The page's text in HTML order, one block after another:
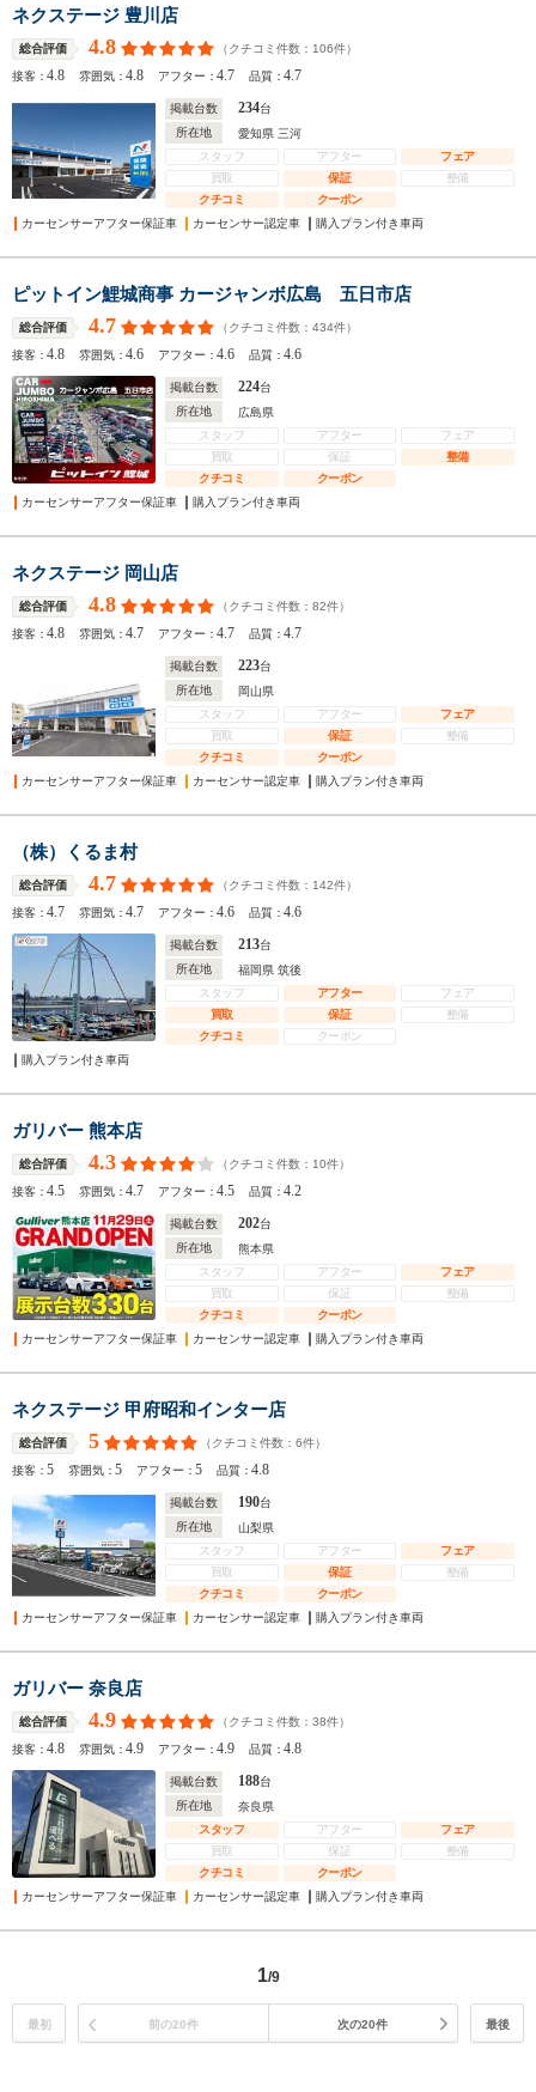
ネクステージ 豊川店
総合評価 4.8 （クチコミ件数： 106件）
接客：4.8 雰囲気：4.8 アフター：4.7 品質：4.7
掲載台数 234台
所在地
愛知県 三河
スタッフ
アフター
フェア
買取
保証
整備
クチコミ
クーポン
カーセンサーアフター保証車
カーセンサー認定車 購入プラン付き車両
ピットイン鯉城商事 カージャンボ広島 五日市店
総合評価 4.7 （クチコミ件数： 434件）
接客：4.8 雰囲気：4.6 アフター：4.6 品質：4.6
掲載台数 224台
所在地
広島県
スタッフ
アフター
フェア
買取
保証
整備
クチコミ
クーポン
カーセンサーアフター保証車
購入プラン付き車両
ネクステージ 岡山店
総合評価 4.8 （クチコミ件数： 82件）
接客：4.8 雰囲気：4.7 アフター：4.7 品質：4.7
掲載台数 223台
所在地
岡山県
スタッフ
アフター
フェア
買取
保証
整備
クチコミ
クーポン
カーセンサーアフター保証車
カーセンサー認定車 購入プラン付き車両
（株）くるま村
総合評価 4.7 （クチコミ件数： 142件）
接客：4.7 雰囲気：4.7 アフター：4.6 品質：4.6
掲載台数 213台
所在地
福岡県 筑後
スタッフ
アフター
フェア
買取
保証
整備
クチコミ
クーポン
購入プラン付き車両
ガリバー 熊本店
総合評価 4.3 （クチコミ件数： 10件）
接客：4.5 雰囲気：4.7 アフター：4.5 品質：4.2
掲載台数 202台
所在地
熊本県
スタッフ
アフター
フェア
買取
保証
整備
クチコミ
クーポン
カーセンサーアフター保証車
カーセンサー認定車 購入プラン付き車両
ネクステージ 甲府昭和インター店
総合評価 5 （クチコミ件数： 6件）
接客：5 雰囲気：5 アフター：5 品質：4.8
掲載台数 190台
所在地
山梨県
スタッフ
アフター
フェア
買取
保証
整備
クチコミ
クーポン
カーセンサーアフター保証車
カーセンサー認定車 購入プラン付き車両
ガリバー 奈良店
総合評価 4.9 （クチコミ件数： 38件）
接客：4.8 雰囲気：4.9 アフター：4.9 品質：4.8
掲載台数 188台
所在地
奈良県
スタッフ
アフター
フェア
買取
保証
整備
クチコミ
クーポン
カーセンサーアフター保証車
カーセンサー認定車 購入プラン付き車両
1/9
最初 前の20件 次の20件 最後